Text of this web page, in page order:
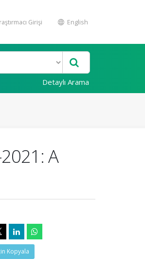
Girişi English
Detaylı Arama
A
Kopyala